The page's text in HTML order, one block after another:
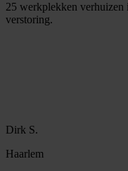
25 werkplekken verhuizen
verstoring.
Dirk S.
Haarlem